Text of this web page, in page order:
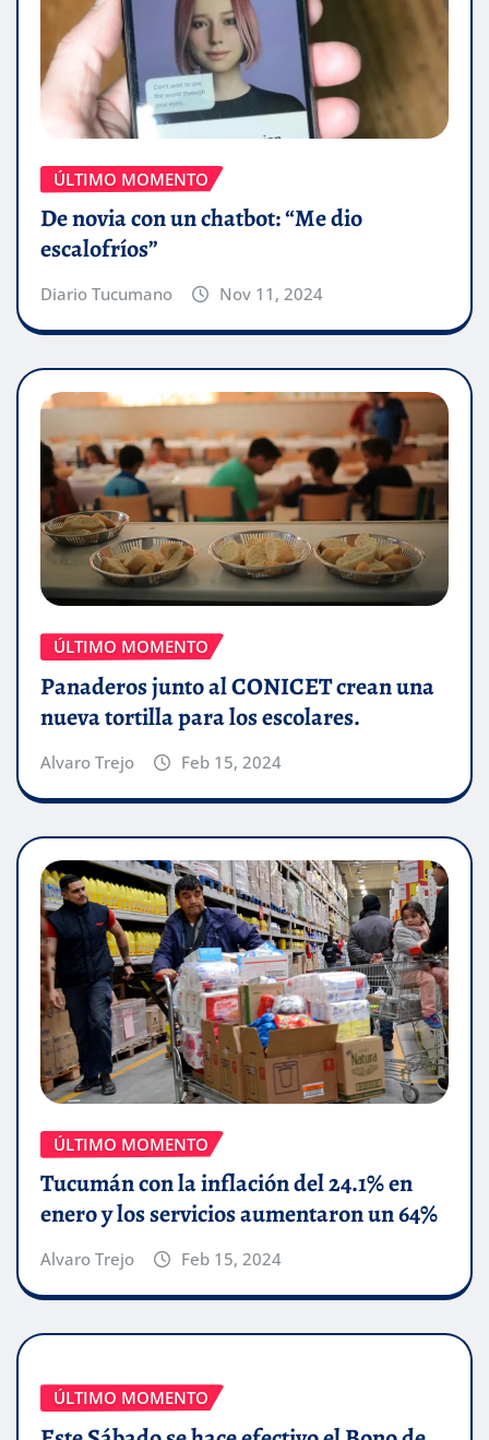
ÚLTIMO MOMENTO
De novia con un chatbot: “Me dio
escalofríos”
Diario Tucumano Nov 11, 2024
ÚLTIMO MOMENTO
Panaderos junto al CONICET crean una
nueva tortilla para los escolares.
Alvaro Trejo Feb 15, 2024
ÚLTIMO MOMENTO
Tucumán con la inflación del 24.1% en
enero y los servicios aumentaron un 64%
Alvaro Trejo Feb 15, 2024
ÚLTIMO MOMENTO